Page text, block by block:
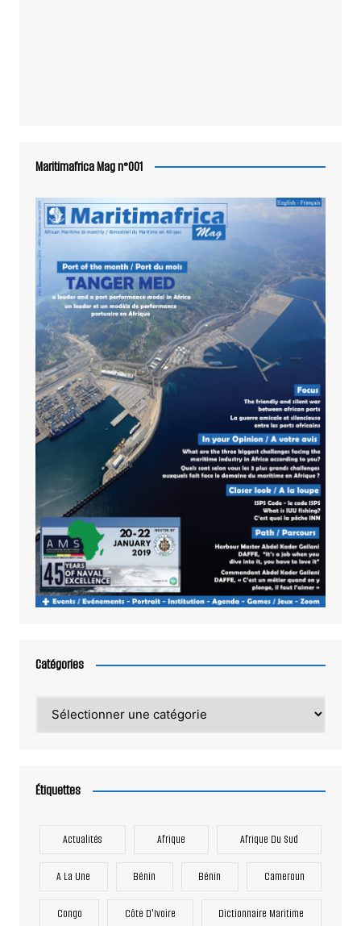
Maritimafrica Mag n°001
Catégories
Étiquettes
Actualités Afrique Afrique Du Sud
A La Une Bénin Bénin Cameroun
Congo Côte D'Ivoire Dictionnaire Maritime